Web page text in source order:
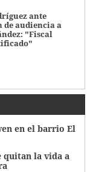
ante
audiencia a
"Fiscal
en el barrio El
quitan la vida a